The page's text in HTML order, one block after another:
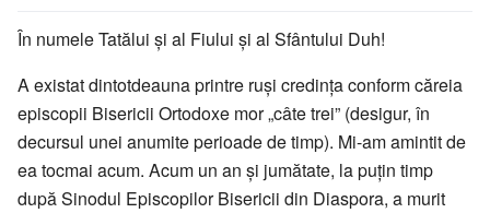
În numele Tatălui și al Fiului și al Sfântului Duh!
A existat dintotdeauna printre ruși credința conform căreia
episcopii Bisericii Ortodoxe mor „câte trei” (desigur, în
decursul unei anumite perioade de timp). Mi-am amintit de
ea tocmai acum. Acum un an și jumătate, la puțin timp
după Sinodul Episcopilor Bisericii din Diaspora, a murit